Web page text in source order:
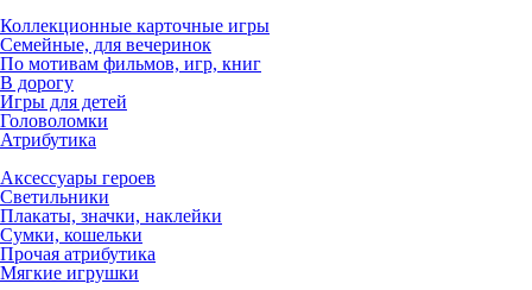
Коллекционные карточные игры
Семейные, для вечеринок
По мотивам фильмов, игр, книг
В дорогу
Игры для детей
Головоломки
Атрибутика
Аксессуары героев
Светильники
Плакаты, значки, наклейки
Сумки, кошельки
Прочая атрибутика
Мягкие игрушки